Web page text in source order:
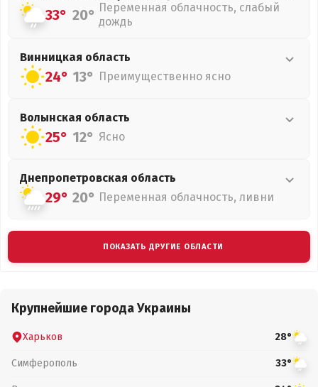
33° 20° Переменная облачность, слабый
дождь
Винницкая область
24° 13° Преимущественно ясно
Волынская область
25° 12° Ясно
Днепропетровская область
29° 20° Переменная облачность, ливни
ПОКАЗАТЬ ДРУГИЕ ОБЛАСТИ
Крупнейшие города Украины
Харьков 28°
Симферополь 33°